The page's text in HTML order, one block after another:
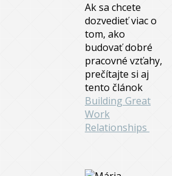
Ak sa chcete
dozvedieť viac o
tom, ako
budovať dobré
pracovné vzťahy,
prečítajte si aj
tento článok
Building Great
Work
Relationships